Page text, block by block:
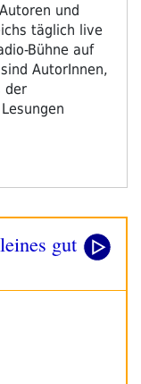
und
täglich live
Bühne auf
AutorInnen,
der
gut